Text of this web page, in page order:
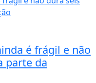
é frágil e não
parte da